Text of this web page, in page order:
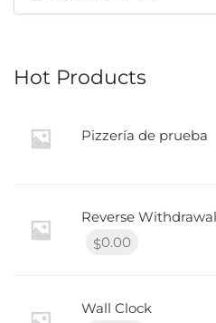
Hot Products
Pizzería de prueba
Reverse
$0.00
Wall Clock